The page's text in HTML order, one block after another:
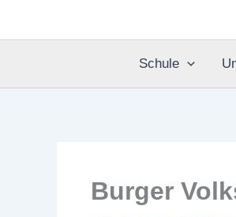
Schule
Burger